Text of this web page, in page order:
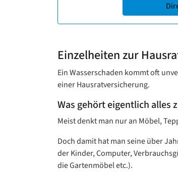
Einzelheiten zur
Ein Wasserschaden kommt oft
einer Hausratversicherung.
Was gehört eigentlich alles
Meist denkt man nur an Möbel,
Doch damit hat man seine über
der Kinder, Computer,
die Gartenmöbel etc.).